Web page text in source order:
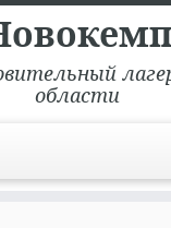
области